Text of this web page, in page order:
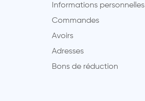
Informations personnelles
Commandes
Avoirs
Adresses
Bons de réduction